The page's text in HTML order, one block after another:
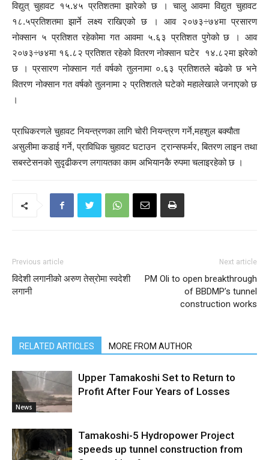
विद्युत् चुहावट १५.४५ प्रतिशतमा झारेको छ । चालु आवमा विद्युत चुहावट
१८.५प्रतिशतमा झार्ने लक्ष्य राखिएको छ । आव २०७३÷७४मा प्रसारण
नोक्सान ५ प्रतिशत रहेकोमा गत आवमा ५.६३ प्रतिशत पुगेको छ । आव
२०७३÷७४मा १६.८२ प्रतिशत रहेको वितरण नोक्सान घटेर १४.८२मा झरेको
छ । प्रसारण नोक्सान गर्त वर्षको तुलनामा ०.६३ प्रतिशतले बढेको छ भने
वितरण नोक्सान गत वर्षको तुलनामा २ प्रतिशतले घटेको महालेखाले जनाएको छ
।
प्राधिकरणले चुहावट नियन्त्रणका लागि चोरी नियन्त्रण गर्ने,महशुल बक्यौता
असुलीमा कडाई गर्ने, प्राविधिक चुहावट घटाउन ट्रान्सफर्मर, बितरण लाइन तथा
सबस्टेसनको सुदृढीकरण लगायतका काम अभियानकै रुपमा चलाइरहेको छ ।
Previous article
विदेशी लगानीको अरुण तेस्रोमा स्वदेशी
लगानी
Next article
PM Oli to open breakthrough
of BBDMP’s tunnel
construction works
RELATED ARTICLES MORE FROM AUTHOR
News
Upper Tamakoshi Set to Return to
Profit After Four Years of Losses
Tamakoshi-5 Hydropower Project
speeds up tunnel construction from